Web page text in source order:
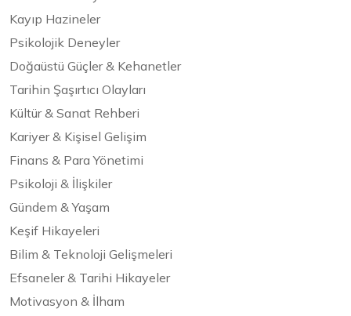
Kayıp Hazineler
Psikolojik Deneyler
Doğaüstü Güçler & Kehanetler
Tarihin Şaşırtıcı Olayları
Kültür & Sanat Rehberi
Kariyer & Kişisel Gelişim
Finans & Para Yönetimi
Psikoloji & İlişkiler
Gündem & Yaşam
Keşif Hikayeleri
Bilim & Teknoloji Gelişmeleri
Efsaneler & Tarihi Hikayeler
Motivasyon & İlham